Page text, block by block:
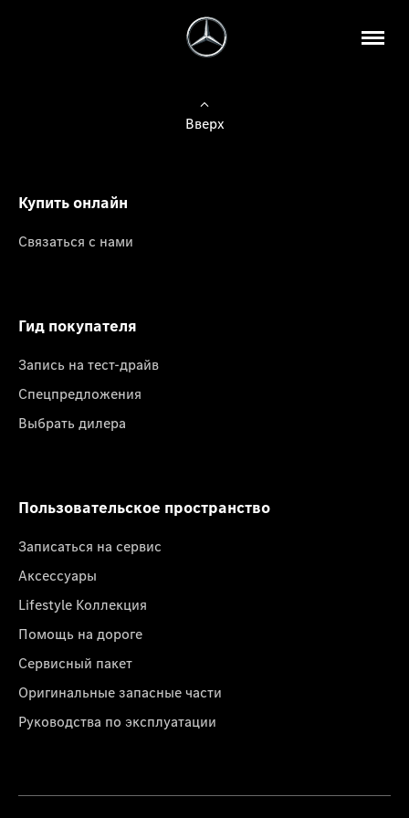
Вверх
Купить онлайн
Связаться с нами
Гид покупателя
Запись на тест-драйв
Спецпредложения
Выбрать дилера
Пользовательское пространство
Записаться на сервис
Аксессуары
Lifestyle Коллекция
Помощь на дороге
Сервисный пакет
Оригинальные запасные части
Руководства по эксплуатации